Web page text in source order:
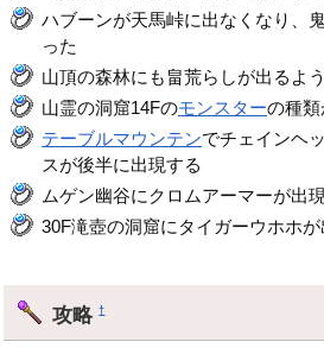
ハブーンが天馬峠に出なくなり、
った
山頂の森林にも畠荒らしが出るよ
山霊の洞窟14Fのモンスターの種類
テーブルマウンテンでチェインヘ
スが後半に出現する
ムゲン幽谷にクロムアーマーが出
30F滝壺の洞窟にタイガーウホホが
攻略†